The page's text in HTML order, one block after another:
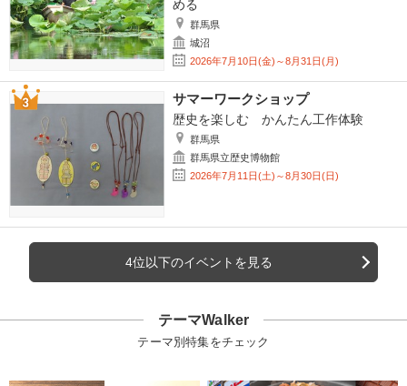
める
群馬県
城沼
2026年7月10日(金)～8月31日(月)
サマーワークショップ
歴史を楽しむ かんたん工作体験
群馬県
群馬県立歴史博物館
2026年7月11日(土)～8月30日(日)
4位以下のイベントを見る
テーマWalker
テーマ別特集をチェック